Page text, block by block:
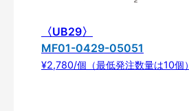
〈UB29〉
MF01-0429-05051
¥2,780/個（最低発注数量は10個）